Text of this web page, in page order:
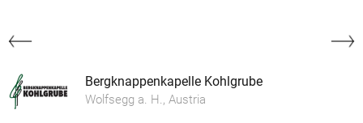
Bergknappenkapelle Kohlgrube
Wolfsegg a. H., Austria